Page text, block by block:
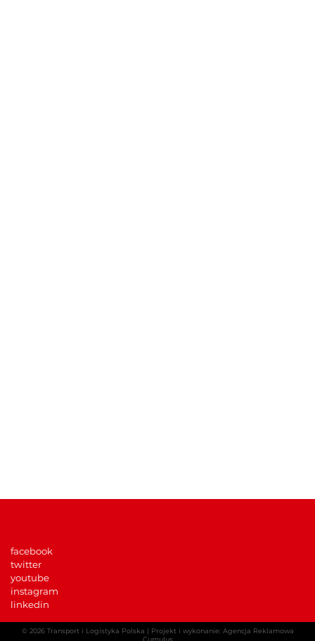
facebook
twitter
youtube
instagram
linkedin
© 2026 Transport i Logistyka Polska | Projekt i wykonanie: Agencja Reklamowa
Cumulus